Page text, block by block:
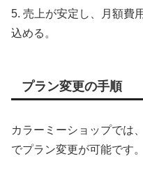
5. 売上が安定し、月額費
込める。
プラン変更の手順
カラーミーショップでは
でプラン変更が可能です。